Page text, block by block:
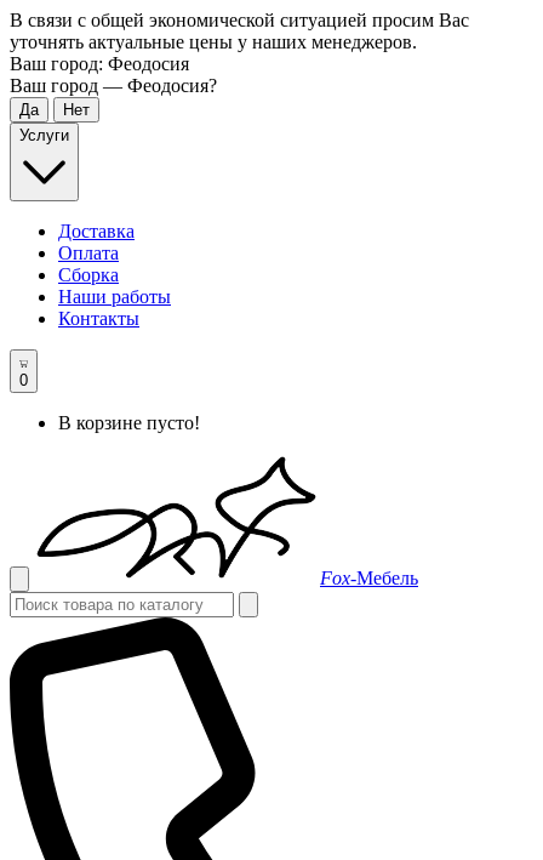
В связи с общей экономической ситуацией просим Вас
уточнять актуальные цены у наших менеджеров.
Ваш город: Феодосия
Ваш город — Феодосия?
Услуги
Доставка
Оплата
Сборка
Наши работы
Контакты
0
В корзине пусто!
Fox-Мебель